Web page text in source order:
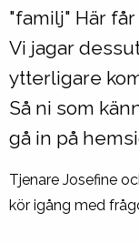
"familj" Här
Vi jagar
ytterligare
Så ni som
gå in på
Tjenare Josefine
kör igång med